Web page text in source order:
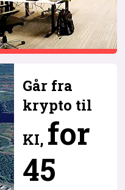
Går fra
krypto til
KI, for
45